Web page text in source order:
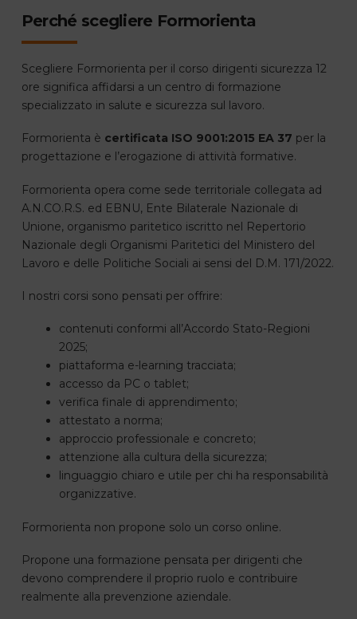
Perché scegliere Formorienta
Scegliere Formorienta per il corso dirigenti sicurezza 12
ore significa affidarsi a un centro di formazione
specializzato in salute e sicurezza sul lavoro.
Formorienta è certificata ISO 9001:2015 EA 37 per la
progettazione e l’erogazione di attività formative.
Formorienta opera come sede territoriale collegata ad
A.N.CO.R.S. ed EBNU, Ente Bilaterale Nazionale di
Unione, organismo paritetico iscritto nel Repertorio
Nazionale degli Organismi Paritetici del Ministero del
Lavoro e delle Politiche Sociali ai sensi del D.M. 171/2022.
I nostri corsi sono pensati per offrire:
contenuti conformi all’Accordo Stato-Regioni
2025;
piattaforma e-learning tracciata;
accesso da PC o tablet;
verifica finale di apprendimento;
attestato a norma;
approccio professionale e concreto;
attenzione alla cultura della sicurezza;
linguaggio chiaro e utile per chi ha responsabilità
organizzative.
Formorienta non propone solo un corso online.
Propone una formazione pensata per dirigenti che
devono comprendere il proprio ruolo e contribuire
realmente alla prevenzione aziendale.